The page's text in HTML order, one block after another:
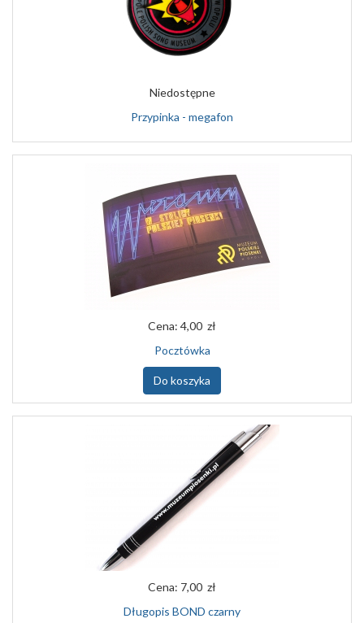
Niedostępne
Przypinka - megafon
Cena: 4,00 zł
Pocztówka
Do koszyka
Cena: 7,00 zł
Długopis BOND czarny